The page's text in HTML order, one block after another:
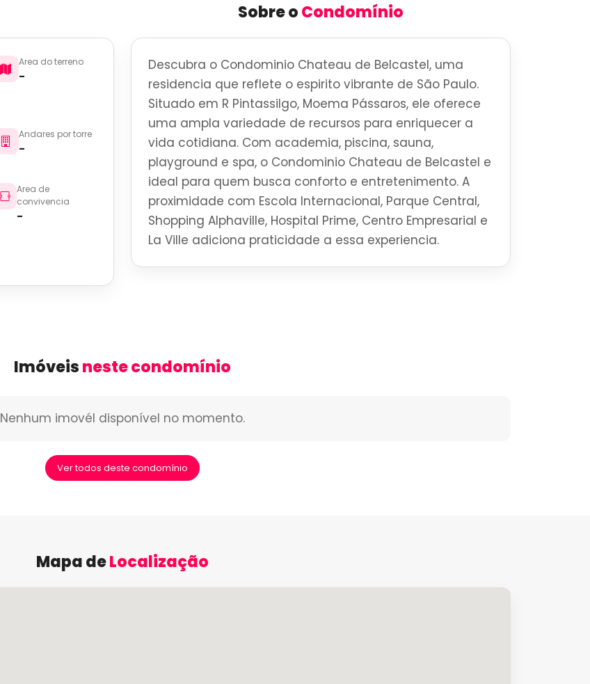
Area do terreno
-
Andares por torre
-
Area de
convivencia
-
Sobre oCondomínio
Descubra o Condominio Chateau de Belcastel, uma
residencia que reflete o espirito vibrante de São Paulo.
Situado em R Pintassilgo, Moema Pássaros, ele oferece
uma ampla variedade de recursos para enriquecer a
vida cotidiana. Com academia, piscina, sauna,
playground e spa, o Condominio Chateau de Belcastel e
ideal para quem busca conforto e entretenimento. A
proximidade com Escola Internacional, Parque Central,
Shopping Alphaville, Hospital Prime, Centro Empresarial e
La Ville adiciona praticidade a essa experiencia.
Imóveisneste condomínio
Nenhum imovél disponível no momento.
Ver todos deste condomínio
Mapa deLocalização